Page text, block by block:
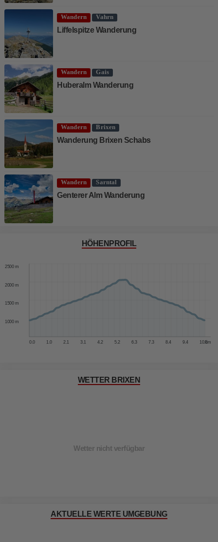
Wandern Vahrn
Liffelspitze Wanderung
Wandern Gais
Huberalm Wanderung
Wandern Brixen
Wanderung Brixen Schabs
Wandern Sarntal
Genterer Alm Wanderung
HÖHENPROFIL
0.0 1.0 2.1 3.1 4.2 5.2 6.3 7.3 8.4 9.4 10.5km
1000 m
1500 m
2000 m
2500 m
WETTER BRIXEN
Wetter nicht verfügbar
AKTUELLE WERTE UMGEBUNG